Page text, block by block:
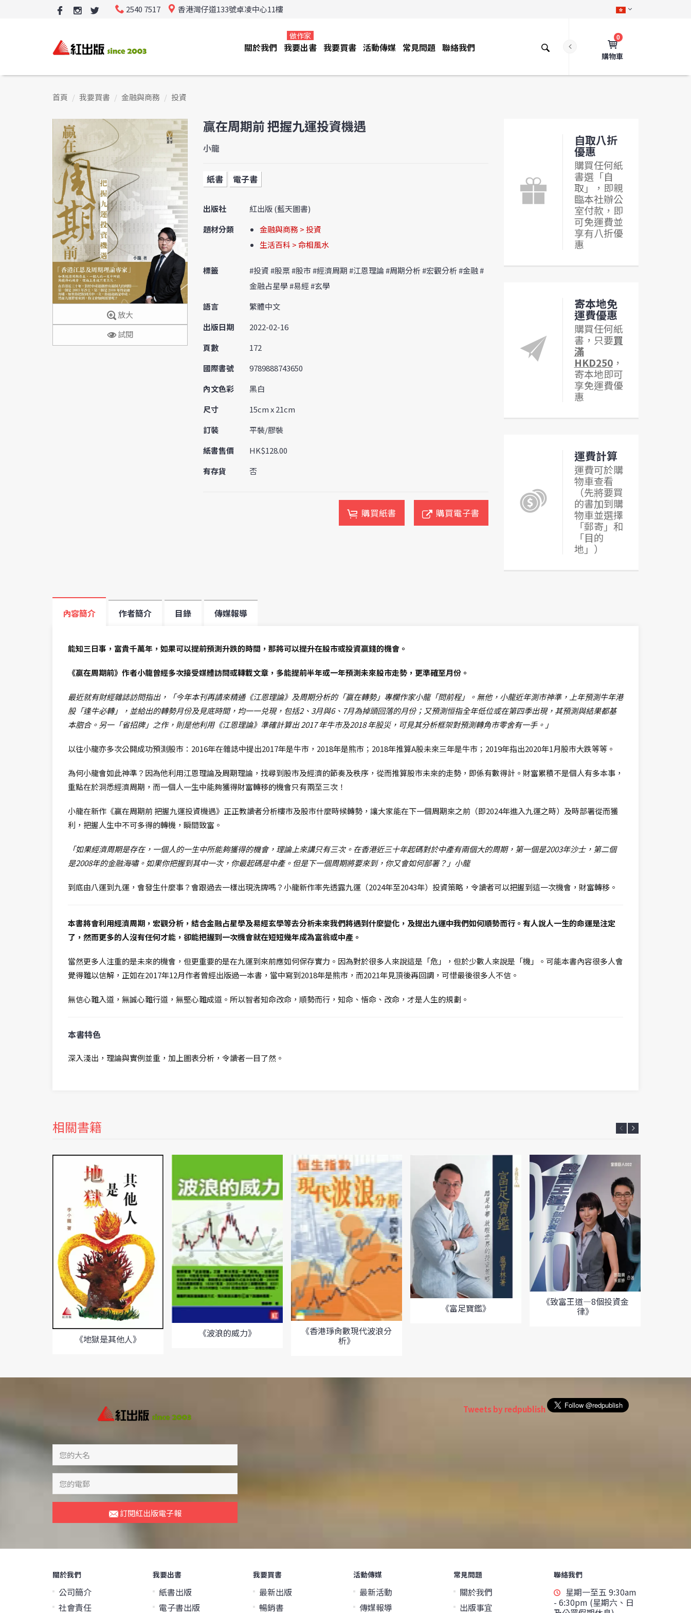
2540 7517 香港灣仔道133號卓凌中心11樓
0
購物車
關於我們 我要出書
做作家
我要買書 活動傳媒 常見問題 聯絡我們
首頁 我要買書 金融與商務 投資
放大
試閱
贏在周期前 把握九運投資機遇
小龍
紙書 電子書
出版社
紅出版 (藍天圖書)
題材分類
金融與商務 > 投資
生活百科 > 命相風水
標籤
#投資 #股票 #股市 #經濟周期 #江恩理論 #周期分析 #宏觀分析 #金融 #
金融占星學 #易經 #玄學
語言
繁體中文
出版日期
2022-02-16
頁數
172
國際書號
9789888743650
內文色彩
黑白
尺寸
15cm x 21cm
訂裝
平裝/膠裝
紙書售價
HK$128.00
有存貨
否
購買紙書 購買電子書
自取八折
優惠
購買任何紙
書選「自
取」，即親
臨本社辦公
室付款，即
可免運費並
享有八折優
惠
寄本地免
運費優惠
購買任何紙
書，只要買
滿
HKD250，
寄本地即可
享免運費優
惠
運費計算
運費可於購
物車查看
（先將要買
的書加到購
物車並選擇
「郵寄」和
「目的
地」）
內容簡介 作者簡介 目錄 傳媒報導
能知三日事，富貴千萬年，如果可以提前預測升跌的時間，那將可以提升在股市或投資贏錢的機會。
《贏在周期前》作者小龍曾經多次接受媒體訪問或轉載文章，多能提前半年或一年預測未來股市走勢，更準確至月份。
最近就有財經雜誌訪問指出，「今年本刊再請來精通《江恩理論》及周期分析的「贏在轉勢」專欄作家小龍「問前程」。無他，小龍近年測市神準，上年預測牛年港
股「逢牛必轉」，並給出的轉勢月份及見底時間，均一一兑現，包括2、3月與6、7月為掉頭回落的月份；又預測恒指全年低位或在第四季出現，其預測與結果都基
本脗合。另一「省招牌」之作，則是他利用《江恩理論》準確計算出 2017 年牛市及2018 年股災，可見其分析框架對預測轉角市零舍有一手。」
以往小龍亦多次公開成功預測股市：2016年在雜誌中提出2017年是牛市，2018年是熊市；2018年推算A股未來三年是牛市；2019年指出2020年1月股市大跌等等。
為何小龍會如此神準？因為他利用江恩理論及周期理論，找尋到股市及經濟的節奏及秩序，從而推算股市未來的走勢，即係有數得計。財富累積不是個人有多本事，
重點在於洞悉經濟周期，而一個人一生中能夠獲得財富轉移的機會只有兩至三次！
小龍在新作《贏在周期前 把握九運投資機遇》正正教讀者分析樓市及股市什麼時候轉勢，讓大家能在下一個周期來之前（即2024年進入九運之時）及時部署從而獲
利，把握人生中不可多得的轉機，瞬間致富。
「如果經濟周期是存在，一個人的一生中所能夠獲得的機會，理論上來講只有三次。在香港近三十年起碼對於中產有兩個大的周期，第一個是2003年沙士，第二個
是2008年的金融海嘯。如果你把握到其中一次，你最起碼是中產。但是下一個周期將要來到，你又會如何部署？」小龍
到底由八運到九運，會發生什麼事？會跟過去一樣出現洗牌嗎？小龍新作率先透露九運（2024年至2043年）投資策略，令讀者可以把握到這一次機會，財富轉移。
本書將會利用經濟周期，宏觀分析，結合金融占星學及易經玄學等去分析未來我們將遇到什麼變化，及提出九運中我們如何順勢而行。有人說人一生的命運是注定
了，然而更多的人沒有任何才能，卻能把握到一次機會就在短短幾年成為富翁或中產。
當然更多人注重的是未來的機會，但更重要的是在九運到來前應如何保存實力。因為對於很多人來說這是「危」，但於少數人來說是「機」。可能本書內容很多人會
覺得難以信解，正如在2017年12月作者曾經出版過一本書，當中寫到2018年是熊市，而2021年見頂後再回調，可惜最後很多人不信。
無信心難入道，無誠心難行道，無堅心難成道。所以智者知命改命，順勢而行，知命、悟命、改命，才是人生的規劃。
本書特色
深入淺出，理論與實例並重，加上圖表分析，令讀者一目了然。
相關書籍
《地獄是其他人》 《波浪的威力》 《香港琤肏數現代波浪分
析》
《富足寶鑑》
《致富王道—8個投資金
律》
訂閱紅出版電子報
Tweets by redpublish
關於我們
公司簡介
社會責任
我要出書
紙書出版
電子書出版
我要買書
最新出版
暢銷書
活動傳媒
最新活動
傳媒報導
常見問題
關於我們
出版事宜
聯絡我們
星期一至五 9:30am
- 6:30pm (星期六、日